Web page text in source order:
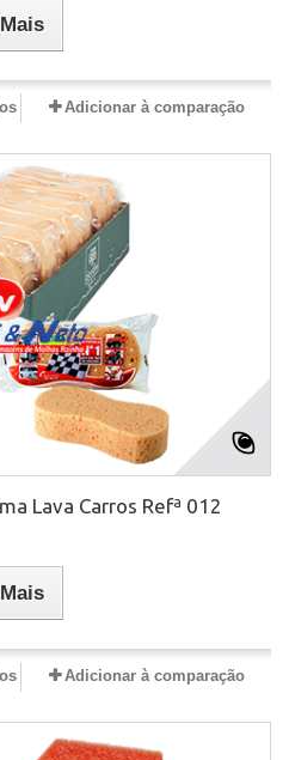
Mais
Adicionar à comparação
Lava Carros Refª 012
Mais
Adicionar à comparação